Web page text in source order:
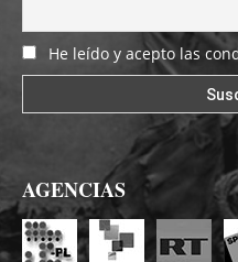
He leído y acepto las
AGENCIAS